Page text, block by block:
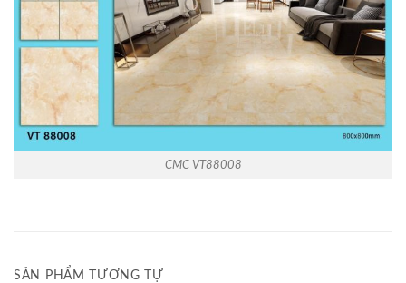
CMC VT88008
SẢN PHẨM TƯƠNG TỰ